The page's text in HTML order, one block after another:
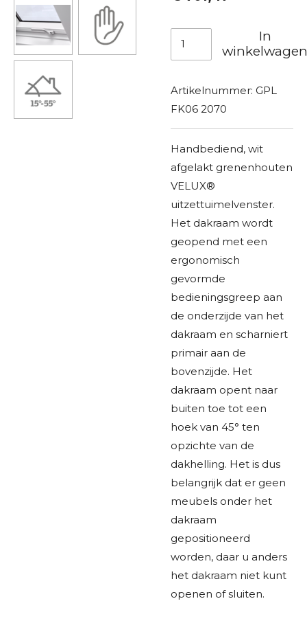
In
Artikelnummer: GPL
FK06 2070
Handbediend, wit
afgelakt grenenhouten
VELUX®
uitzettuimelvenster.
Het dakraam wordt
geopend met een
ergonomisch
gevormde
bedieningsgreep aan
de onderzijde van het
dakraam en scharniert
primair aan de
bovenzijde. Het
dakraam opent naar
buiten toe tot een
hoek van 45° ten
opzichte van de
dakhelling. Het is dus
belangrijk dat er geen
meubels onder het
dakraam
gepositioneerd
worden, daar u anders
het dakraam niet kunt
openen of sluiten.